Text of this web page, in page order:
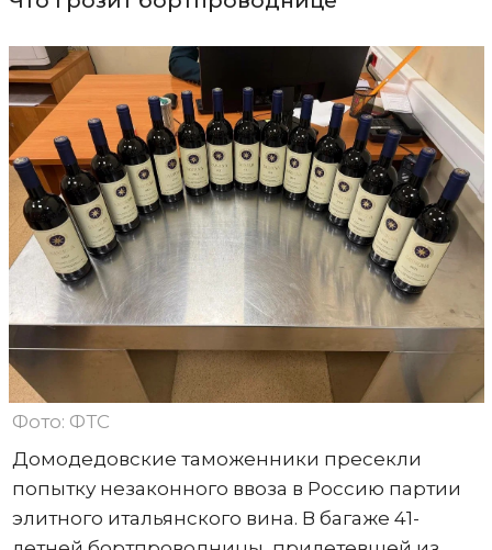
Фото: ФТС
Домодедовские таможенники пресекли
попытку незаконного ввоза в Россию партии
элитного итальянского вина. В багаже 41-